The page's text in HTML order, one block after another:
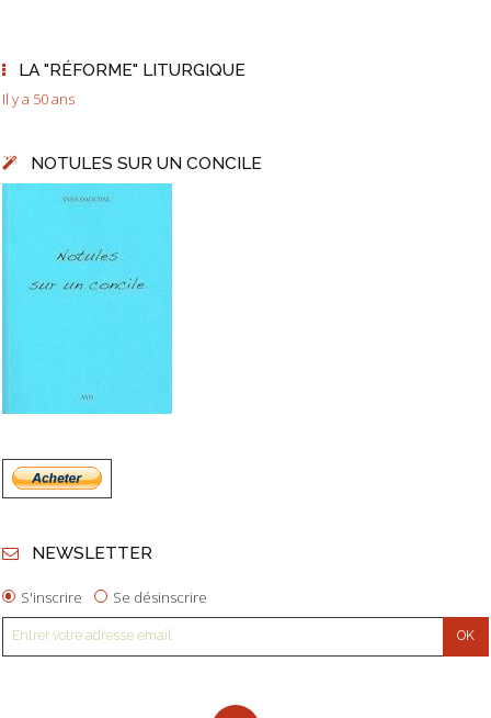
LA "RÉFORME" LITURGIQUE
Il y a 50 ans
NOTULES SUR UN CONCILE
NEWSLETTER
S'inscrire Se désinscrire